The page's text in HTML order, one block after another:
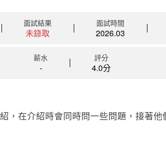
面試結果
未錄取
面試時間
2026.03
薪水
-
評分
4.0分